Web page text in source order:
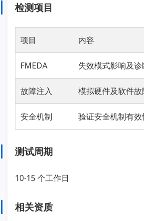
检测项目
项目 内容
FMEDA 失效模式影响及
故障注入 模拟硬件及软件故
安全机制 验证安全机制有效
测试周期
10-15 个工作日
相关资质